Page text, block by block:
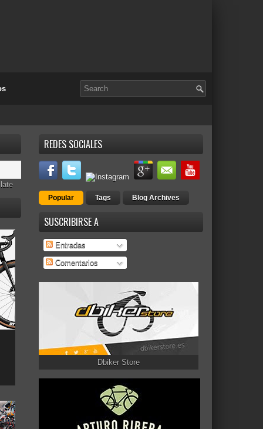
REDES SOCIALES
Popular Tags Blog Archives
SUSCRIBIRSE A
Entradas
Comentarios
Dbiker Store